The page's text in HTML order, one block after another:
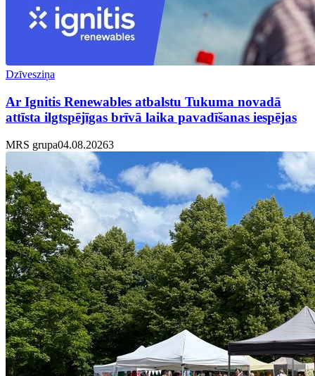
Dzīvesziņa
Ar Ignitis Renewables atbalstu Tukuma novadā
attīsta ilgtspējīgas brīvā laika pavadīšanas iespējas
MRS grupa04.08.20263